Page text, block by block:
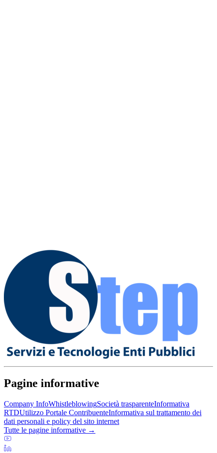
Pagine informative
Company InfoWhistleblowingSocietà trasparenteInformativa
RTDUtilizzo Portale ContribuenteInformativa sul trattamento dei
dati personali e policy del sito internet
Tutte le pagine informative →